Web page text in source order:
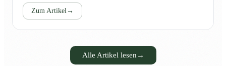
Zum Artikel→
Alle Artikel lesen →